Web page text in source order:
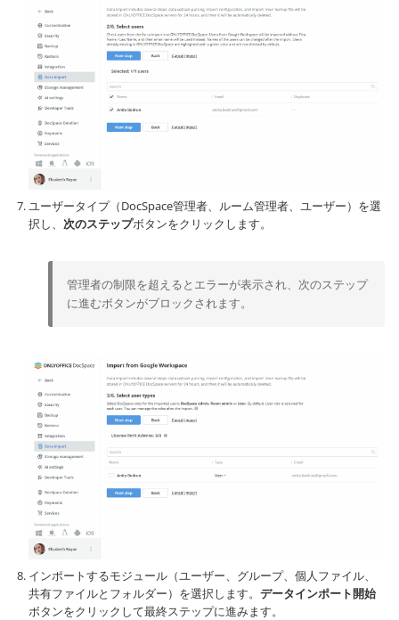
ユーザータイプ（DocSpace管理者、ルーム管理者、ユーザー）を選
択し、 次のステップボタンをクリックします。
管理者の制限を超えるとエラーが表示され、次のステップ
に進むボタンがブロックされます。
インポートするモジュール（ユーザー、グループ、個人ファイル、
共有ファイルとフォルダー）を選択します。 データインポート開始
ボタンをクリックして最終ステップに進みます。